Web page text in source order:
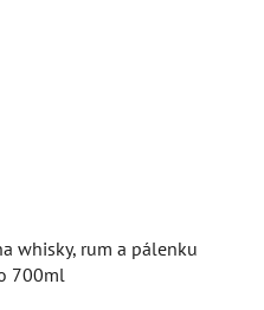
whisky, rum a pálenku
700ml